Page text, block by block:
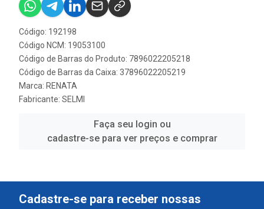
Código: 192198
Código NCM: 19053100
Código de Barras do Produto: 7896022205218
Código de Barras da Caixa: 37896022205219
Marca: RENATA
Fabricante: SELMI
Faça seu login ou
cadastre-se para ver preços e comprar
Cadastre-se para receber nossas